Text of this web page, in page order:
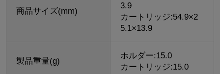
商品サイズ(mm)
3.9
カートリッジ:54.9×2
5.1×13.9
製品重量(g)
ホルダー:15.0
カートリッジ:15.0